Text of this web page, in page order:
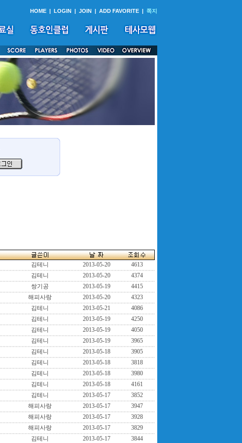
HOME | LOGIN | JOIN | ADD FAVORITE | 쪽지
김테니 2013-05-20
4613
김테니 2013-05-20
4374
쌍기공 2013-05-19
4415
해피사랑 2013-05-20
4323
김테니 2013-05-21
4086
김테니 2013-05-19
4250
김테니 2013-05-19
4050
김테니 2013-05-19
3965
김테니 2013-05-18
3905
김테니 2013-05-18
3818
김테니 2013-05-18
3980
김테니 2013-05-18
4161
김테니 2013-05-17
3852
해피사랑 2013-05-17
3947
해피사랑 2013-05-17
3928
해피사랑 2013-05-17
3829
김테니 2013-05-17 3844